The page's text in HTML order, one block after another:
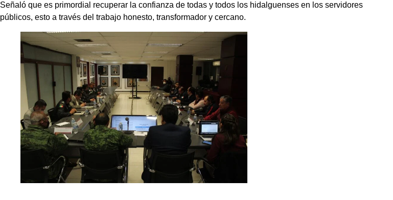
Señaló que es primordial recuperar la confianza de todas y todos los hidalguenses en los servidores
públicos, esto a través del trabajo honesto, transformador y cercano.